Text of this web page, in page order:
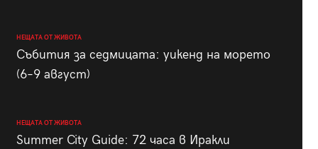
НЕЩАТА ОТ ЖИВОТА
Събития за седмицата: уикенд на морето
(6–9 август)
НЕЩАТА ОТ ЖИВОТА
Summer City Guide: 72 часа в Иракли